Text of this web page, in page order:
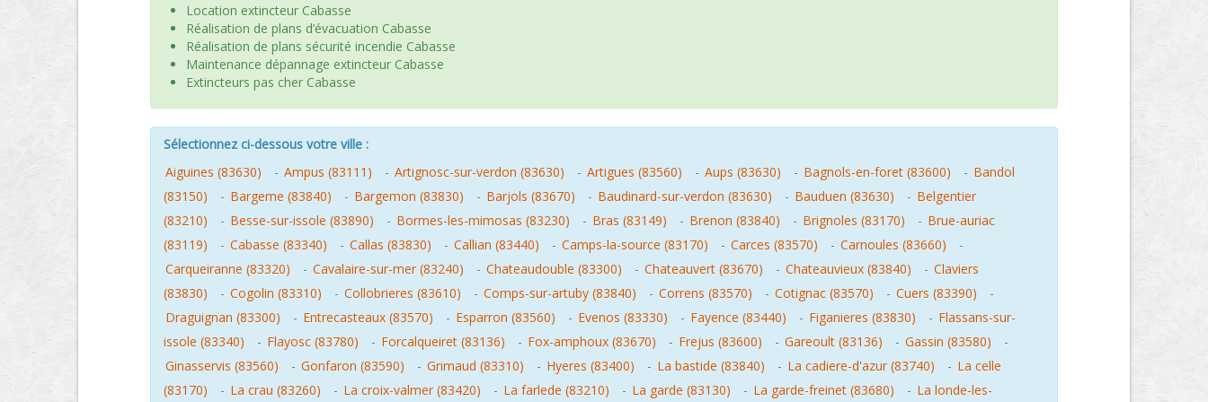
Location extincteur Cabasse
Réalisation de plans d’évacuation Cabasse
Réalisation de plans sécurité incendie Cabasse
Maintenance dépannage extincteur Cabasse
Extincteurs pas cher Cabasse
Sélectionnez ci-dessous votre ville :
Aiguines (83630)
- Ampus (83111) - Artignosc-sur-verdon (83630) - Artigues (83560) - Aups (83630) - Bagnols-en-foret (83600) - Bandol
(83150)
- Bargeme (83840) - Bargemon (83830) - Barjols (83670) - Baudinard-sur-verdon (83630) - Bauduen (83630) - Belgentier
(83210)
- Besse-sur-issole (83890) - Bormes-les-mimosas (83230) - Bras (83149) - Brenon (83840) - Brignoles (83170) - Brue-auriac
(83119)
- Cabasse (83340) - Callas (83830) - Callian (83440) - Camps-la-source (83170) - Carces (83570) - Carnoules (83660)
-
Carqueiranne (83320)
- Cavalaire-sur-mer (83240) - Chateaudouble (83300) - Chateauvert (83670) - Chateauvieux (83840) - Claviers
(83830)
- Cogolin (83310) - Collobrieres (83610) - Comps-sur-artuby (83840) - Correns (83570) - Cotignac (83570) - Cuers (83390)
-
Draguignan (83300)
- Entrecasteaux (83570) - Esparron (83560) - Evenos (83330) - Fayence (83440) - Figanieres (83830) - Flassans-sur-
issole (83340)
- Flayosc (83780) - Forcalqueiret (83136) - Fox-amphoux (83670) - Frejus (83600) - Gareoult (83136) - Gassin (83580)
-
Ginasservis (83560)
- Gonfaron (83590) - Grimaud (83310) - Hyeres (83400) - La bastide (83840) - La cadiere-d'azur (83740) - La celle
(83170)
- La crau (83260) - La croix-valmer (83420) - La farlede (83210) - La garde (83130) - La garde-freinet (83680) - La londe-les-